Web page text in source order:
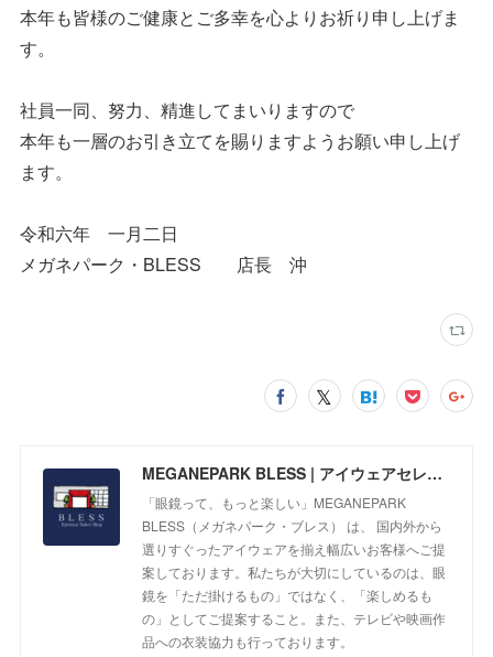
本年も皆様のご健康とご多幸を心よりお祈り申し上げま
す。
社員一同、努力、精進してまいりますので
本年も一層のお引き立てを賜りますようお願い申し上げ
ます。
令和六年 一月二日
メガネパーク・BLESS 店長 沖
MEGANEPARK BLESS | アイウェアセレクトショップ
「眼鏡って、もっと楽しい」MEGANEPARK
BLESS（メガネパーク・ブレス） は、 国内外から
選りすぐったアイウェアを揃え幅広いお客様へご提
案しております。私たちが大切にしているのは、眼
鏡を「ただ掛けるもの」ではなく、「楽しめるも
の」としてご提案すること。また、テレビや映画作
品への衣装協力も行っております。